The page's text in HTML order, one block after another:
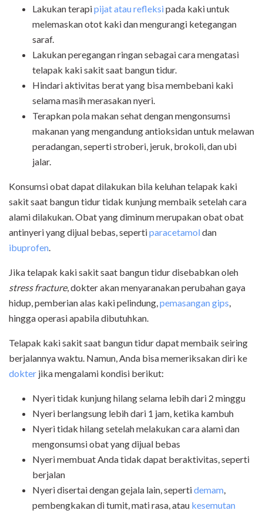
Lakukan terapipijat atau refleksipada kaki untuk
melemaskan otot kaki dan mengurangi ketegangan
saraf.
Lakukan peregangan ringan sebagai cara mengatasi
telapak kaki sakit saat bangun tidur.
Hindari aktivitas berat yang bisa membebani kaki
selama masih merasakan nyeri.
Terapkan pola makan sehat dengan mengonsumsi
makanan yang mengandung antioksidan untuk melawan
peradangan, seperti stroberi, jeruk, brokoli, dan ubi
jalar.
Konsumsi obat dapat dilakukan bila keluhan telapak kaki
sakit saat bangun tidur tidak kunjung membaik setelah cara
alami dilakukan. Obat yang diminum merupakan obat obat
antinyeri yang dijual bebas, sepertiparacetamoldan
ibuprofen.
Jika telapak kaki sakit saat bangun tidur disebabkan oleh
stress fracture, dokter akan menyaranakan perubahan gaya
hidup, pemberian alas kaki pelindung,pemasangan gips,
hingga operasi apabila dibutuhkan.
Telapak kaki sakit saat bangun tidur dapat membaik seiring
berjalannya waktu. Namun, Anda bisa memeriksakan diri ke
dokter jika mengalami kondisi berikut:
Nyeri tidak kunjung hilang selama lebih dari 2 minggu
Nyeri berlangsung lebih dari 1 jam, ketika kambuh
Nyeri tidak hilang setelah melakukan cara alami dan
mengonsumsi obat yang dijual bebas
Nyeri membuat Anda tidak dapat beraktivitas, seperti
berjalan
Nyeri disertai dengan gejala lain, sepertidemam,
pembengkakan di tumit, mati rasa, atau kesemutan